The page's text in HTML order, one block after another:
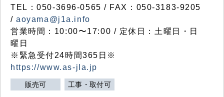
TEL：050-3696-0565 / FAX：050-3183-9205
/aoyama@j1a.info
営業時間：10:00〜17:00 / 定休日：土曜日・日
曜日
※緊急受付24時間365日※
https://www.as-jla.jp
販売可 工事・取付可